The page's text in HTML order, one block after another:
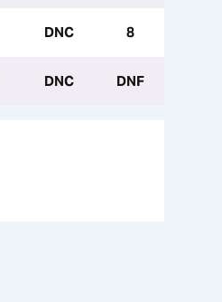
DNC 8
DNC DNF